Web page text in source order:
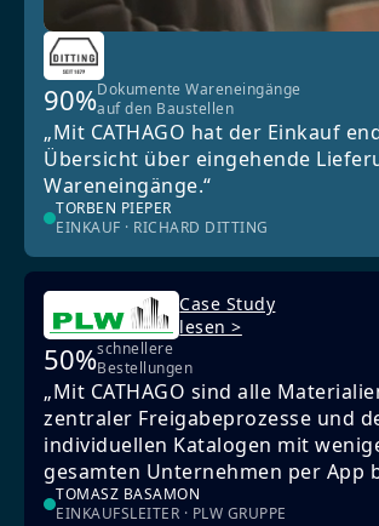
90%Dokumente Wareneingänge
auf den Baustellen
„Mit CATHAGO hat der Einkauf
Übersicht über eingehende
Wareneingänge.“
TORBEN PIEPER
EINKAUF · RICHARD DITTING
Case Study
lesen >
50%schnellere
Bestellungen
„Mit CATHAGO sind alle
zentraler Freigabeprozesse und
individuellen Katalogen mit
gesamten Unternehmen per App
TOMASZ BASAMON
EINKAUFSLEITER · PLW GRUPPE